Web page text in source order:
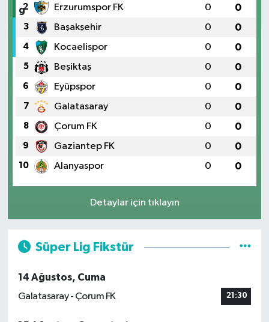
2 Erzurumspor FK 0 0
3 Başakşehir 0 0
4 Kocaelispor 0 0
5 Beşiktaş 0 0
6 Eyüpspor 0 0
7 Galatasaray 0 0
8 Çorum FK 0 0
9 Gaziantep FK 0 0
10 Alanyaspor 0 0
Detaylar için tıklayın
Süper Lig Fikstür
14 Ağustos, Cuma
Galatasaray - Çorum FK
21:30